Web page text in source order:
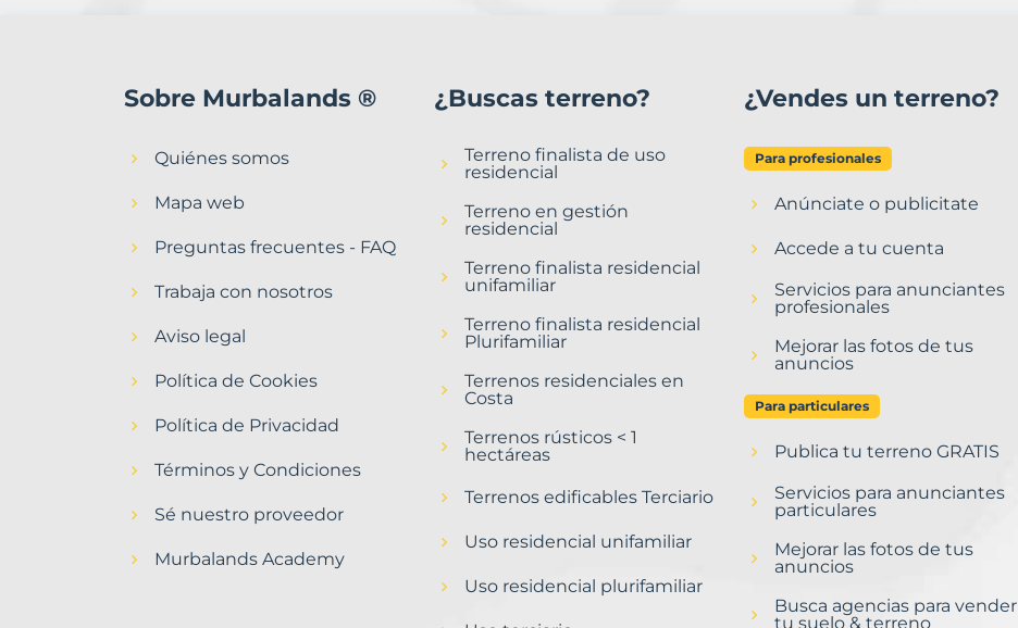
Sobre Murbalands ®
Quiénes somos
Mapa web
Preguntas frecuentes - FAQ
Trabaja con nosotros
Aviso legal
Política de Cookies
Política de Privacidad
Términos y Condiciones
Sé nuestro proveedor
Murbalands Academy
¿Buscas terreno?
Terreno finalista de uso
residencial
Terreno en gestión
residencial
Terreno finalista residencial
unifamiliar
Terreno finalista residencial
Plurifamiliar
Terrenos residenciales en
Costa
Terrenos rústicos < 1
hectáreas
Terrenos edificables Terciario
Uso residencial unifamiliar
Uso residencial plurifamiliar
¿Vendes un terreno?
Para profesionales
Anúnciate o publicitate
Accede a tu cuenta
Servicios para anunciantes
profesionales
Mejorar las fotos de tus
anuncios
Para particulares
Publica tu terreno GRATIS
Servicios para anunciantes
particulares
Mejorar las fotos de tus
anuncios
Busca agencias para vender
tu suelo & terreno